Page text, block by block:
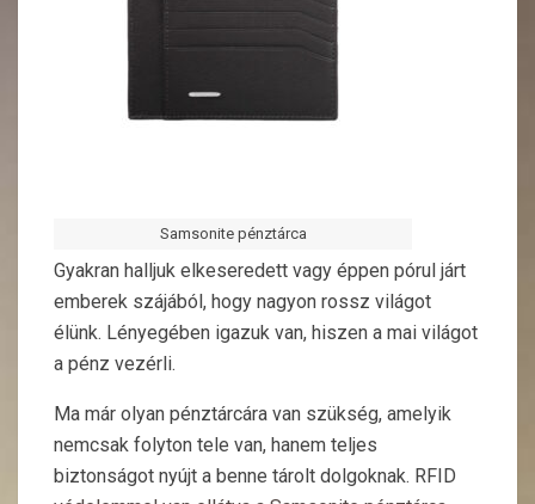
Samsonite pénztárca
Gyakran halljuk elkeseredett vagy éppen pórul járt
emberek szájából, hogy nagyon rossz világot
élünk. Lényegében igazuk van, hiszen a mai világot
a pénz vezérli.
Ma már olyan pénztárcára van szükség, amelyik
nemcsak folyton tele van, hanem teljes
biztonságot nyújt a benne tárolt dolgoknak. RFID